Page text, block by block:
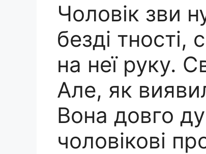
Чоловік зви
безді тності,
на неї руку.
Але, як
Вона довго
чоловікові